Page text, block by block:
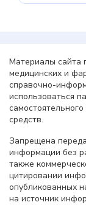
Материалы сайта
медицинских и
справочно-
использоваться
средств.
Запрещена
информации без
также
цитировании
опубликованных
на источник